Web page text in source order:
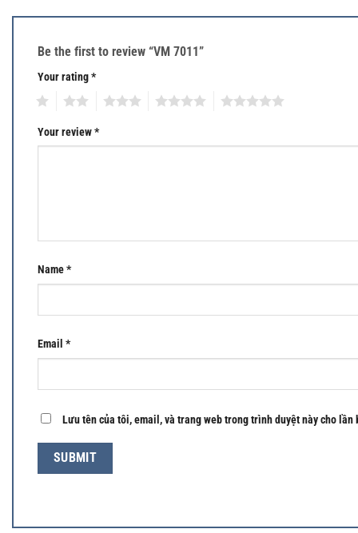
Be the first to review “VM 7011”
Your rating*
Your review*
Name*
Email *
Lưu tên của tôi, email, và trang web trong trình duyệt này cho